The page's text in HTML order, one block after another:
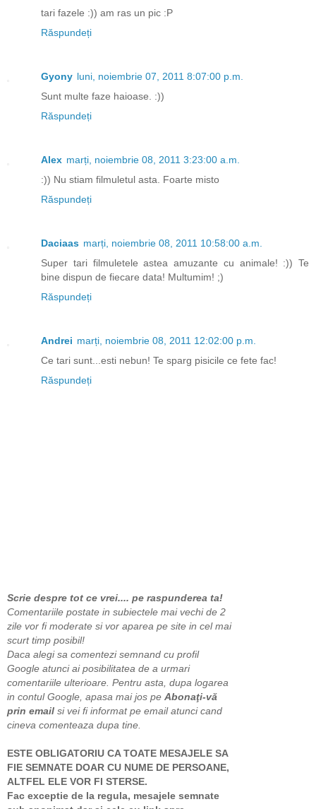
tari fazele :)) am ras un pic :P
Răspundeți
Gyony luni, noiembrie 07, 2011 8:07:00 p.m.
Sunt multe faze haioase. :))
Răspundeți
Alex marți, noiembrie 08, 2011 3:23:00 a.m.
:)) Nu stiam filmuletul asta. Foarte misto
Răspundeți
Daciaas marți, noiembrie 08, 2011 10:58:00 a.m.
Super tari filmuletele astea amuzante cu animale! :)) Te
bine dispun de fiecare data! Multumim! ;)
Răspundeți
Andrei marți, noiembrie 08, 2011 12:02:00 p.m.
Ce tari sunt...esti nebun! Te sparg pisicile ce fete fac!
Răspundeți
Scrie despre tot ce vrei.... pe raspunderea ta!
Comentariile postate in subiectele mai vechi de 2
zile vor fi moderate si vor aparea pe site in cel mai
scurt timp posibil!
Daca alegi sa comentezi semnand cu profil
Google atunci ai posibilitatea de a urmari
comentariile ulterioare. Pentru asta, dupa logarea
in contul Google, apasa mai jos pe Abonaţi-vă
prin email si vei fi informat pe email atunci cand
cineva comenteaza dupa tine.
ESTE OBLIGATORIU CA TOATE MESAJELE SA
FIE SEMNATE DOAR CU NUME DE PERSOANE,
ALTFEL ELE VOR FI STERSE.
Fac exceptie de la regula, mesajele semnate